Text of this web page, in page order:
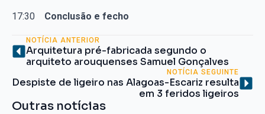
17:30 Conclusão e fecho
NOTÍCIA ANTERIOR
Arquitetura pré-fabricada segundo o
arquiteto arouquenses Samuel Gonçalves
NOTÍCIA SEGUINTE
Despiste de ligeiro nas Alagoas-Escariz resulta
em 3 feridos ligeiros
Outras notícias